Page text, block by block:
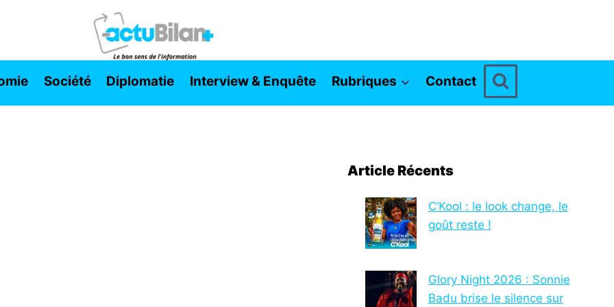
Société Diplomatie Interview & Enquête Rubriques Contact
Article Récents
C’Kool : le look change, le
goût reste !
Glory Night 2026 : Sonnie
Badu brise le silence sur